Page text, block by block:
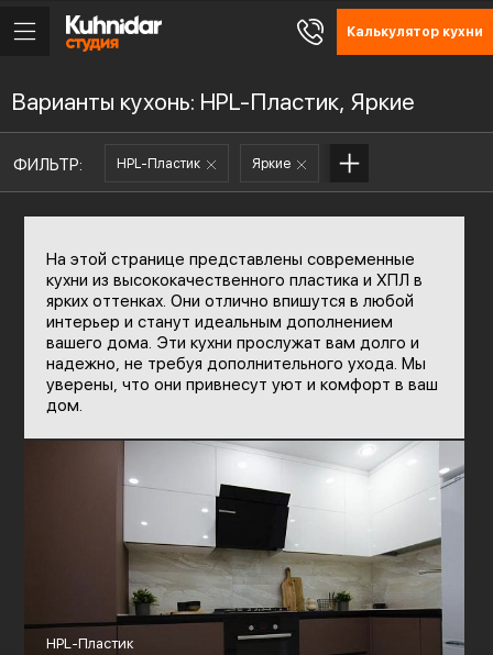
Калькулятор кухни
Варианты кухонь: HPL-Пластик, Яркие
ФИЛЬТР: HPL-Пластик Яркие
На этой странице представлены современные
кухни из высококачественного пластика и ХПЛ в
ярких оттенках. Они отлично впишутся в любой
интерьер и станут идеальным дополнением
вашего дома. Эти кухни прослужат вам долго и
надежно, не требуя дополнительного ухода. Мы
уверены, что они привнесут уют и комфорт в ваш
дом.
HPL-Пластик